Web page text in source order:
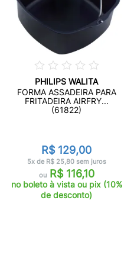
PHILIPS WALITA
FORMA ASSADEIRA PARA
FRITADEIRA AIRFRY...
(61822)
R$ 129,00
5x de R$ 25,80 sem juros
ouR$ 116,10
no boleto à vista ou pix (10%
de desconto)